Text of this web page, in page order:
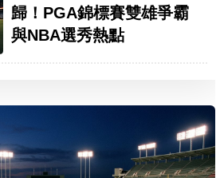
歸！PGA錦標賽雙雄爭霸
與NBA選秀熱點